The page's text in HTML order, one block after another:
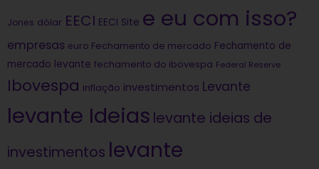
Jones dólar EECI EECI Site e eu com isso?
empresas euro Fechamento de mercado Fechamento de
mercado levante fechamento do ibovespa Federal Reserve
Ibovespa inflação investimentos Levante
levante Ideias levante ideias de
investimentos levante